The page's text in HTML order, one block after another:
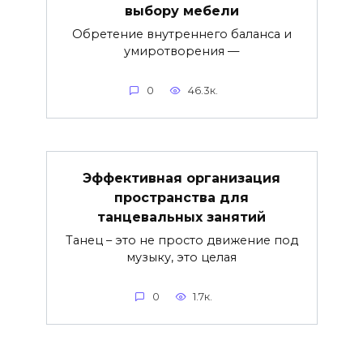
выбору мебели
Обретение внутреннего баланса и
умиротворения —
0 46.3к.
Эффективная организация
пространства для
танцевальных занятий
Танец – это не просто движение под
музыку, это целая
0 1.7к.